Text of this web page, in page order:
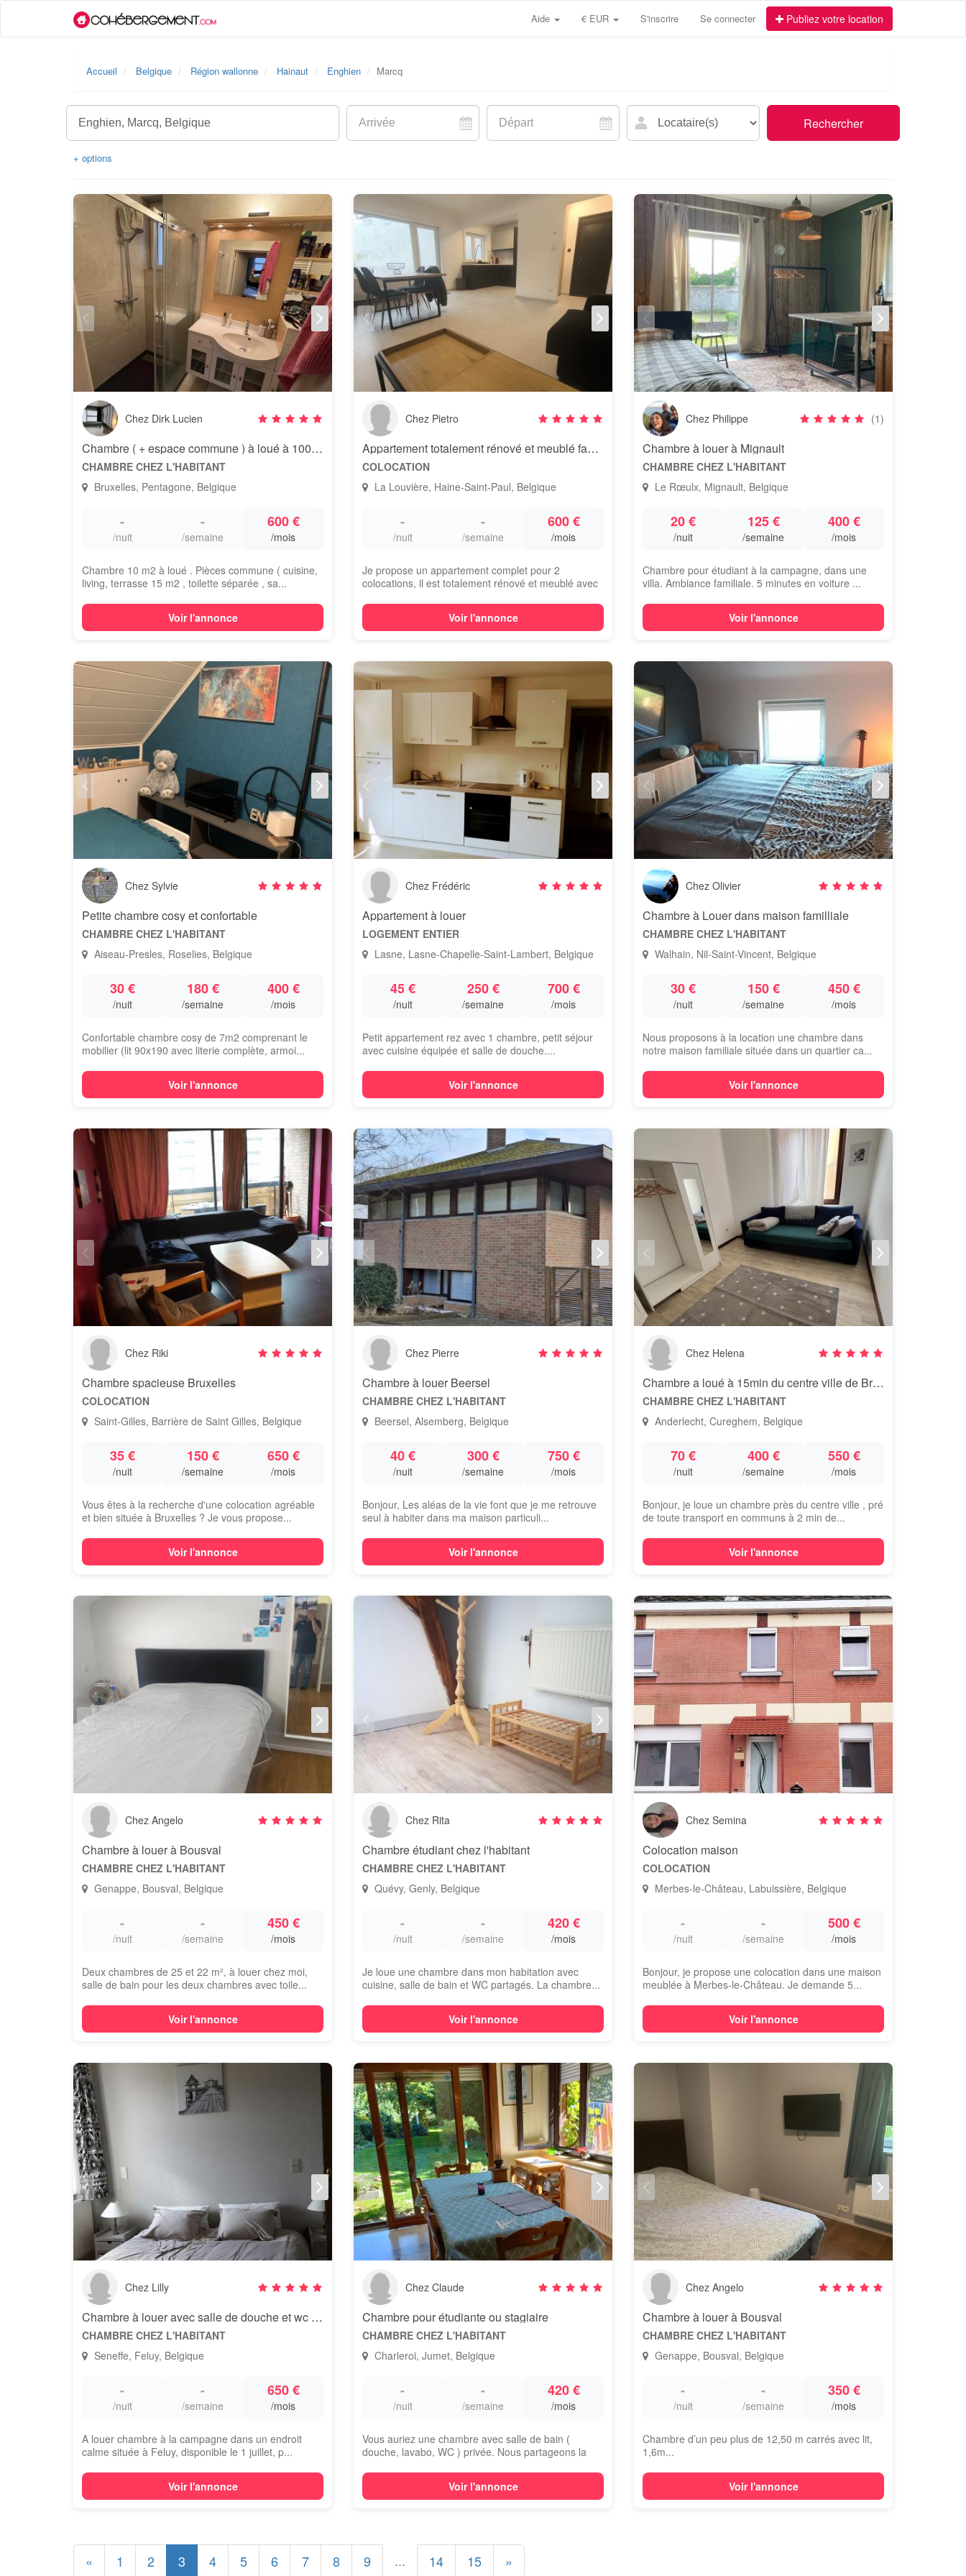
Aide € EUR S'inscrire Se connecter Publiez votre location
Accueil Belgique Région wallonne Hainaut Enghien Marcq
Rechercher
+ options
Chez Dirk Lucien
Chambre ( + espace commune ) à loué à 1000 Bruxelles ( centre )
CHAMBRE CHEZ L'HABITANT
Bruxelles, Pentagone, Belgique
-
/nuit
-
/semaine
600 €
/mois
Chambre 10 m2 à loué . Pièces commune ( cuisine,
living, terrasse 15 m2 , toilette séparée , sa...
Voir l'annonce
Chez Pietro
Appartement totalement rénové et meublé face à l'hôpital de Jolimont.
COLOCATION
La Louvière, Haine-Saint-Paul, Belgique
-
/nuit
-
/semaine
600 €
/mois
Je propose un appartement complet pour 2
colocations, il est totalement rénové et meublé avec
Voir l'annonce
Chez Philippe (1)
Chambre à louer à Mignault
CHAMBRE CHEZ L'HABITANT
Le Rœulx, Mignault, Belgique
20 €
/nuit
125 €
/semaine
400 €
/mois
Chambre pour étudiant à la campagne, dans une
villa. Ambiance familiale. 5 minutes en voiture ...
Voir l'annonce
Chez Sylvie
Petite chambre cosy et confortable
CHAMBRE CHEZ L'HABITANT
Aiseau-Presles, Roselies, Belgique
30 €
/nuit
180 €
/semaine
400 €
/mois
Confortable chambre cosy de 7m2 comprenant le
mobilier (lit 90x190 avec literie complète, armoi...
Voir l'annonce
Chez Frédéric
Appartement à louer
LOGEMENT ENTIER
Lasne, Lasne-Chapelle-Saint-Lambert, Belgique
45 €
/nuit
250 €
/semaine
700 €
/mois
Petit appartement rez avec 1 chambre, petit séjour
avec cuisine équipée et salle de douche....
Voir l'annonce
Chez Olivier
Chambre à Louer dans maison familliale
CHAMBRE CHEZ L'HABITANT
Walhain, Nil-Saint-Vincent, Belgique
30 €
/nuit
150 €
/semaine
450 €
/mois
Nous proposons à la location une chambre dans
notre maison familiale située dans un quartier ca...
Voir l'annonce
Chez Riki
Chambre spacieuse Bruxelles
COLOCATION
Saint-Gilles, Barrière de Saint Gilles, Belgique
35 €
/nuit
150 €
/semaine
650 €
/mois
Vous êtes à la recherche d'une colocation agréable
et bien située à Bruxelles ? Je vous propose...
Voir l'annonce
Chez Pierre
Chambre à louer Beersel
CHAMBRE CHEZ L'HABITANT
Beersel, Alsemberg, Belgique
40 €
/nuit
300 €
/semaine
750 €
/mois
Bonjour, Les aléas de la vie font que je me retrouve
seul à habiter dans ma maison particuli...
Voir l'annonce
Chez Helena
Chambre a loué à 15min du centre ville de Bruxelles
CHAMBRE CHEZ L'HABITANT
Anderlecht, Cureghem, Belgique
70 €
/nuit
400 €
/semaine
550 €
/mois
Bonjour, je loue un chambre près du centre ville , pré
de toute transport en communs à 2 min de...
Voir l'annonce
Chez Angelo
Chambre à louer à Bousval
CHAMBRE CHEZ L'HABITANT
Genappe, Bousval, Belgique
-
/nuit
-
/semaine
450 €
/mois
Deux chambres de 25 et 22 m², à louer chez moi,
salle de bain pour les deux chambres avec toile...
Voir l'annonce
Chez Rita
Chambre étudiant chez l'habitant
CHAMBRE CHEZ L'HABITANT
Quévy, Genly, Belgique
-
/nuit
-
/semaine
420 €
/mois
Je loue une chambre dans mon habitation avec
cuisine, salle de bain et WC partagés. La chambre...
Voir l'annonce
Chez Semina
Colocation maison
COLOCATION
Merbes-le-Château, Labuissière, Belgique
-
/nuit
-
/semaine
500 €
/mois
Bonjour, je propose une colocation dans une maison
meublée à Merbes-le-Château. Je demande 5...
Voir l'annonce
Chez Lilly
Chambre à louer avec salle de douche et wc privatifs
CHAMBRE CHEZ L'HABITANT
Seneffe, Feluy, Belgique
-
/nuit
-
/semaine
650 €
/mois
A louer chambre à la campagne dans un endroit
calme située à Feluy, disponible le 1 juillet, p...
Voir l'annonce
Chez Claude
Chambre pour étudiante ou stagiaire
CHAMBRE CHEZ L'HABITANT
Charleroi, Jumet, Belgique
-
/nuit
-
/semaine
420 €
/mois
Vous auriez une chambre avec salle de bain (
douche, lavabo, WC ) privée. Nous partageons la
Voir l'annonce
Chez Angelo
Chambre à louer à Bousval
CHAMBRE CHEZ L'HABITANT
Genappe, Bousval, Belgique
-
/nuit
-
/semaine
350 €
/mois
Chambre d’un peu plus de 12,50 m carrés avec lit,
1,6m...
Voir l'annonce
« 1 2 3 4 5 6 7 8 9 ... 14 15 »